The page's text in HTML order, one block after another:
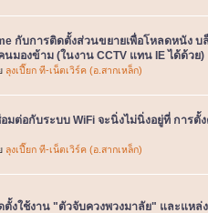
กับการติดตั้งส่วนขยายเพื่อโหลดหนัง
นมองข้าม (ในงาน CCTV แทน IE ได้ด้วย)
ลุงเปี๊ยก ที-เน็ตเวิร์ค (อ.สากเหล็ก)
อมต่อกับระบบ WiFi จะนิ่งไม่นิ่งอยู่ที่ การตั้
ลุงเปี๊ยก ที-เน็ตเวิร์ค (อ.สากเหล็ก)
ตั้งใช้งาน "ตัวจับควงพวงมาลัย" และแหล่